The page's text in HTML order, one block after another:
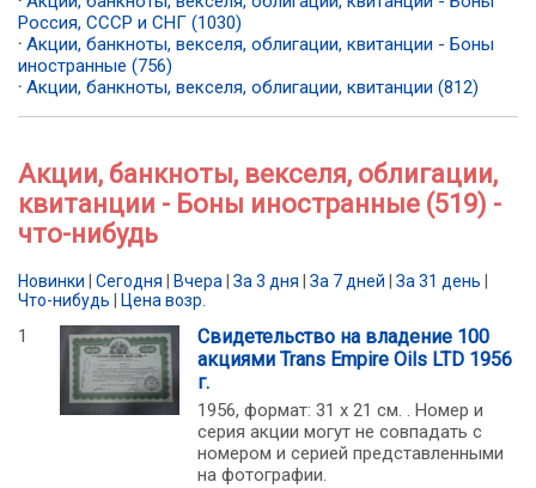
Акции, банкноты, векселя, облигации,
квитанции - Боны иностранные (519) -
что-нибудь
Новинки Сегодня Вчера За 3 дня За 7 дней За 31 день
Что-нибудь
Цена возр.
1
Свидетельство на владение 100
акциями Trans Empire Oils LTD 1956
г.
1956, формат: 31 x 21 см. . Номер и
серия акции могут не совпадать с
номером и серией представленными
на фотографии.
Россия, СССР и СНГ (1030)
· Акции, банкноты, векселя, облигации, квитанции - Боны
иностранные (756)
· Акции, банкноты, векселя, облигации, квитанции (812)